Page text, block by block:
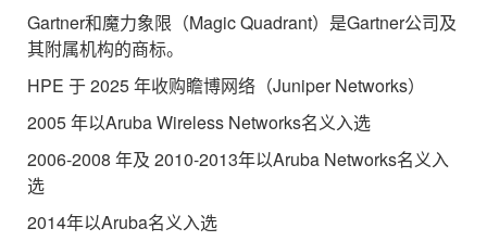
Gartner和魔力象限（Magic Quadrant）是Gartner公司及
其附属机构的商标。
HPE 于 2025 年收购瞻博网络（Juniper Networks）
2005 年以Aruba Wireless Networks名义入选
2006-2008 年及 2010-2013年以Aruba Networks名义入
选
2014年以Aruba名义入选